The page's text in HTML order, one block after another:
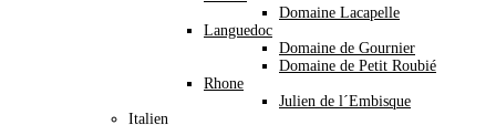
Domaine Lacapelle
Languedoc
Domaine de Gournier
Domaine de Petit Roubié
Rhone
Julien de l´Embisque
Italien